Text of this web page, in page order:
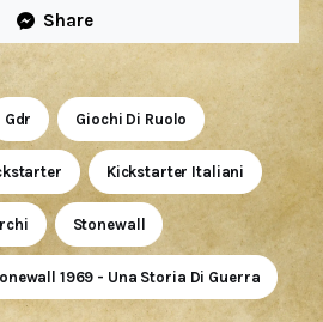
Share
Gdr Giochi Di Ruolo
Kickstarter Italiani
Stonewall
1969 - Una Storia Di Guerra